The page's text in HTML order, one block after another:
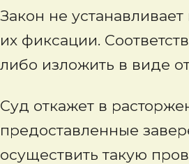
Закон не
их фиксации.
либо изложить в виде
Суд откажет в
предоставленные
осуществить такую